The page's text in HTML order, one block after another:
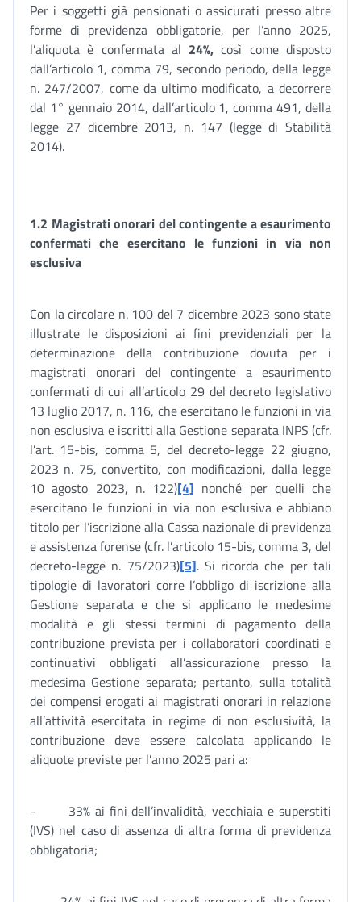
Per i soggetti già pensionati o assicurati presso altre
forme di previdenza obbligatorie, per l’anno 2025,
l’aliquota è confermata al 24%, così come disposto
dall’articolo 1, comma 79, secondo periodo, della legge
n. 247/2007, come da ultimo modificato, a decorrere
dal 1° gennaio 2014, dall’articolo 1, comma 491, della
legge 27 dicembre 2013, n. 147 (legge di Stabilità
2014).
1.2 Magistrati onorari del contingente a esaurimento
confermati che esercitano le funzioni in via non
esclusiva
Con la circolare n. 100 del 7 dicembre 2023 sono state
illustrate le disposizioni ai fini previdenziali per la
determinazione della contribuzione dovuta per i
magistrati onorari del contingente a esaurimento
confermati di cui all’articolo 29 del decreto legislativo
13 luglio 2017, n. 116, che esercitano le funzioni in via
non esclusiva e iscritti alla Gestione separata INPS (cfr.
l’art. 15-bis, comma 5, del decreto-legge 22 giugno,
2023 n. 75, convertito, con modificazioni, dalla legge
10 agosto 2023, n. 122)[4] nonché per quelli che
esercitano le funzioni in via non esclusiva e abbiano
titolo per l’iscrizione alla Cassa nazionale di previdenza
e assistenza forense (cfr. l’articolo 15-bis, comma 3, del
decreto-legge n. 75/2023)[5]. Si ricorda che per tali
tipologie di lavoratori corre l’obbligo di iscrizione alla
Gestione separata e che si applicano le medesime
modalità e gli stessi termini di pagamento della
contribuzione prevista per i collaboratori coordinati e
continuativi obbligati all’assicurazione presso la
medesima Gestione separata; pertanto, sulla totalità
dei compensi erogati ai magistrati onorari in relazione
all’attività esercitata in regime di non esclusività, la
contribuzione deve essere calcolata applicando le
aliquote previste per l’anno 2025 pari a:
- 33% ai fini dell’invalidità, vecchiaia e superstiti
(IVS) nel caso di assenza di altra forma di previdenza
obbligatoria;